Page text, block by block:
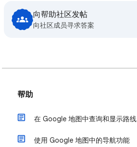
向帮助社区发帖
向社区成员寻求答案
帮助
在 Google 地图中查询和显示路线
使用 Google 地图中的导航功能